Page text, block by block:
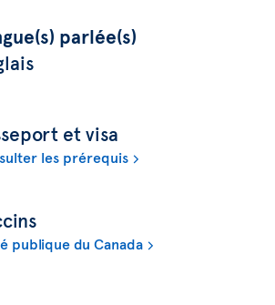
parlée(s)
et visa
les prérequis
publique du Canada